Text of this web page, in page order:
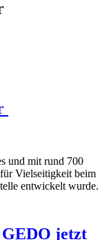
und mit rund 700
Vielseitigkeit beim
entwickelt wurde.
GEDO jetzt